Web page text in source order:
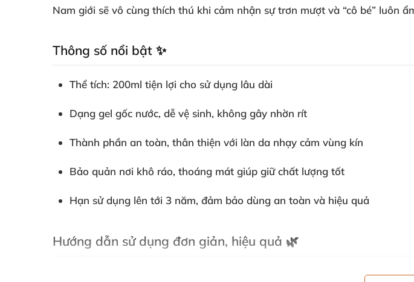
Nam giới sẽ vô cùng thích thú khi cảm nhận sự trơn mượt và “cô bé” luôn
Thông số nổi bật ✨
Thể tích: 200ml tiện lợi cho sử dụng lâu dài
Dạng gel gốc nước, dễ vệ sinh, không gây nhờn rít
Thành phần an toàn, thân thiện với làn da nhạy cảm vùng kín
Bảo quản nơi khô ráo, thoáng mát giúp giữ chất lượng tốt
Hạn sử dụng lên tới 3 năm, đảm bảo dùng an toàn và hiệu quả
Hướng dẫn sử dụng đơn giản, hiệu quả 🌿
Trước khi dùng, hãy vệ sinh tay sạch sẽ để đảm bảo vệ sinh và phòng